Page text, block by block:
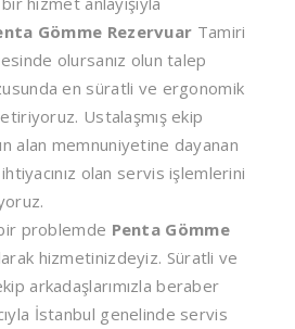
Gömme Rezervuar Tamiri
olursanız olun talep
en süratli ve ergonomik
Ustalaşmış ekip
alan memnuniyetine dayanan
olan servis işlemlerini
bir problemde Penta Gömme
hizmetinizdeyiz. Süratli ve
arkadaşlarımızla beraber
İstanbul genelinde servis